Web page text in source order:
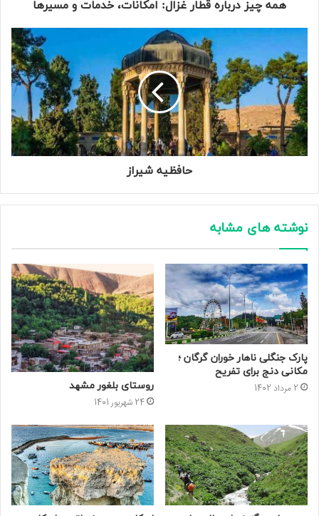
همه‌ چیز درباره قطار غزال: امکانات، خدمات و مسیرها
حافظیه شیراز
نوشته های مشابه
پارک جنگلی ناهار خوران گرگان ؛
مکانی دنج برای تفریح
2 مرداد 1402 روستای بلغور مشهد
24 شهریور 1401